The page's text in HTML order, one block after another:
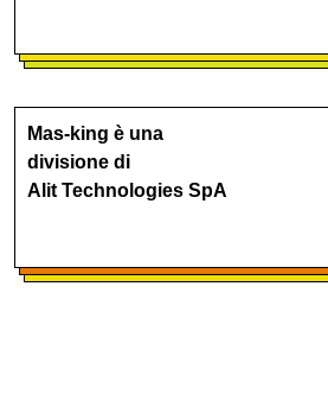
Mas-king è una
divisione di
Alit Technologies SpA